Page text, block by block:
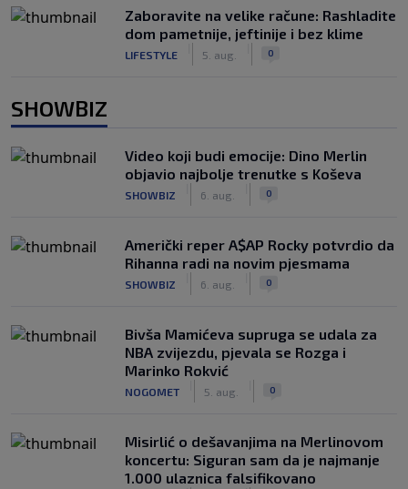
Zaboravite na velike račune: Rashladite
dom pametnije, jeftinije i bez klime
LIFESTYLE 5. aug. 0
SHOWBIZ
Video koji budi emocije: Dino Merlin
objavio najbolje trenutke s Koševa
SHOWBIZ 6. aug. 0
Američki reper A$AP Rocky potvrdio da
Rihanna radi na novim pjesmama
SHOWBIZ 6. aug. 0
Bivša Mamićeva supruga se udala za
NBA zvijezdu, pjevala se Rozga i
Marinko Rokvić
NOGOMET 5. aug. 0
Misirlić o dešavanjima na Merlinovom
koncertu: Siguran sam da je najmanje
1.000 ulaznica falsifikovano